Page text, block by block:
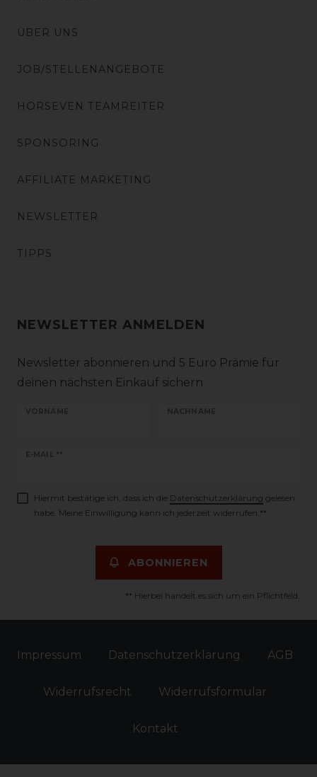
ÜBER UNS
JOB/STELLENANGEBOTE
HORSEVEN TEAMREITER
SPONSORING
AFFILIATE MARKETING
NEWSLETTER
TIPPS
NEWSLETTER ANMELDEN
Newsletter abonnieren und 5 Euro Prämie für
deinen nächsten Einkauf sichern
VORNAME NACHNAME
E-MAIL **
Newsletter
Hiermit bestätige ich, dass ich die Daten­schutz­erklärung gelesen
habe. Meine Einwilligung kann ich jederzeit widerrufen.**
ABONNIEREN
** Hierbei handelt es sich um ein Pflichtfeld.
Impressum Daten­schutz­erklärung AGB
Widerrufs­recht Widerrufs­formular
Kontakt